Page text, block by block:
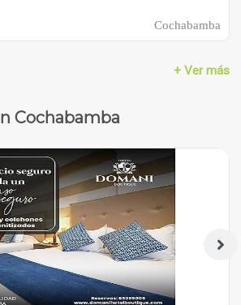
Cochabamba
+ Ver más
Cochabamba